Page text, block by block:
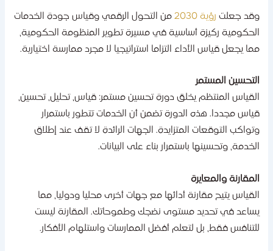
جعلت رؤية 2030
من التحول الرقمي وقياس جودة الخدمات
ركيزة أساسية في مسيرة تطوير المنظومة الحكومية،
يجعل قياس الأداء التزاما استراتيجيا لا مجرد ممارسة اختيارية.
المستمر
المنتظم يخلق دورة تحسين مستمر: قياس، تحليل، تحسين،
مجددا. هذه الدورة تضمن أن الخدمات تتطور باستمرار
التوقعات المتزايدة. الجهات الرائدة لا تقف عند إطلاق
وتحسينها باستمرار بناء على البيانات.
والمعايرة
يتيح مقارنة أدائها مع جهات أخرى محليا ودوليا، مما
في تحديد مستوى نضجك وطموحاتك. المقارنة ليست
فقط، بل لتعلم أفضل الممارسات واستلهام الأفكار.